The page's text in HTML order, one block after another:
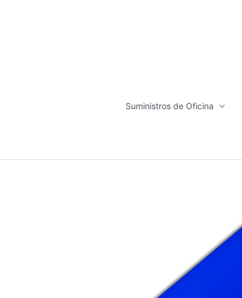
Suministros de Oficina